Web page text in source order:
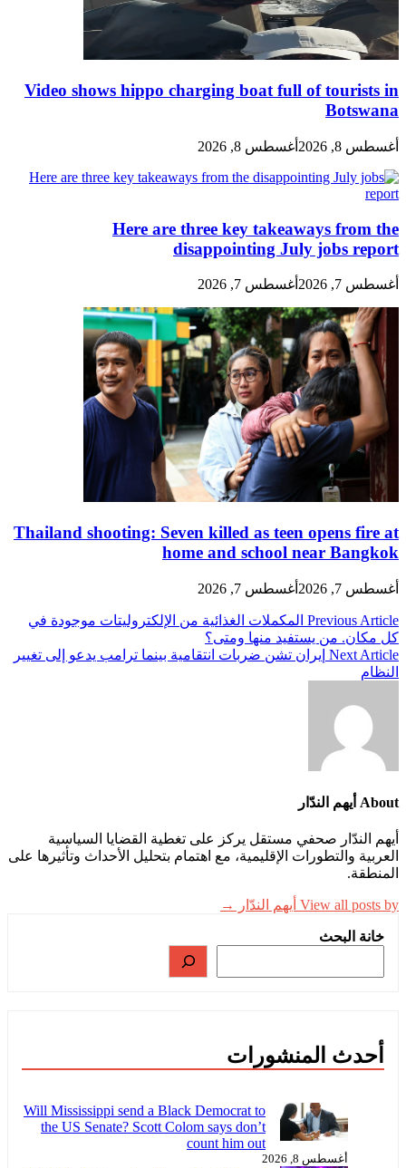
Video shows hippo charging boat full of tourists in
Botswana
أغسطس 8, 2026 أغسطس 8, 2026
Here are three key takeaways from the
disappointing July jobs report
أغسطس 7, 2026 أغسطس 7, 2026
Thailand shooting: Seven killed as teen opens fire at
home and school near Bangkok
أغسطس 7, 2026 أغسطس 7, 2026
تصفّح
المقالات
Previous Article المكملات الغذائية من الإلكتروليتات موجودة في
كل مكان. من يستفيد منها ومتى؟
Next Article إيران تشن ضربات انتقامية بينما ترامب يدعو إلى تغيير
النظام
About أيهم الندّار
أيهم الندّار صحفي مستقل يركز على تغطية القضايا السياسية
العربية والتطورات الإقليمية، مع اهتمام بتحليل الأحداث وتأثيرها على
المنطقة.
View all posts by أيهم الندّار →
خانة البحث
أحدث المنشورات
Will Mississippi send a Black Democrat to
the US Senate? Scott Colom says don’t
count him out
أغسطس 8, 2026